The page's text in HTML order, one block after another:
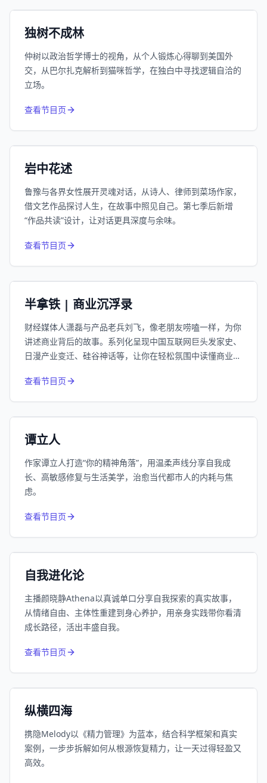
小宇宙 精选
独树不成林
仲树以政治哲学博士的视角，从个人锻炼心得聊到美国外
交，从巴尔扎克解析到猫咪哲学，在独白中寻找逻辑自洽的
立场。
查看节目页
小宇宙 精选
岩中花述
鲁豫与各界女性展开灵魂对话，从诗人、律师到菜场作家，
借文艺作品探讨人生，在故事中照见自己。第七季后新增
“作品共读”设计，让对话更具深度与余味。
查看节目页
小宇宙 精选
半拿铁 | 商业沉浮录
财经媒体人潇磊与产品老兵刘飞，像老朋友唠嗑一样，为你
讲述商业背后的故事。系列化呈现中国互联网巨头发家史、
日漫产业变迁、硅谷神话等，让你在轻松氛围中读懂商业逻
查看节目页
小宇宙
谭立人
作家谭立人打造“你的精神角落”，用温柔声线分享自我成
长、高敏感修复与生活美学，治愈当代都市人的内耗与焦
虑。
查看节目页
小宇宙 精选
自我进化论
主播颜晓静Athena以真诚单口分享自我探索的真实故事，
从情绪自由、主体性重建到身心养护，用亲身实践带你看清
成长路径，活出丰盛自我。
查看节目页
小宇宙 精选
纵横四海
携隐Melody以《精力管理》为蓝本，结合科学框架和真实
案例，一步步拆解如何从根源恢复精力，让一天过得轻盈又
高效。